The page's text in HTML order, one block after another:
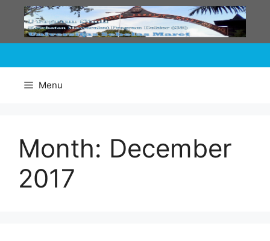
content
Menu
Month: December
2017